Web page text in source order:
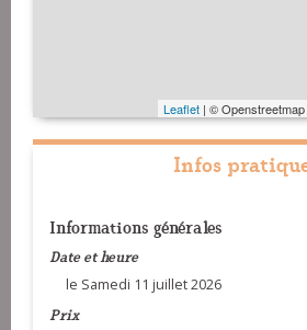
Leaflet | ©
Infos
Informations générales
Date et heure
le Samedi 11 juillet 2026
Prix